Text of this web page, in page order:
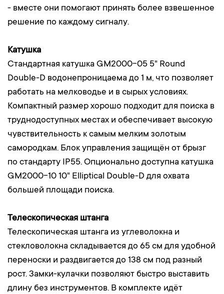
- вместе они помогают принять более взвешенное
решение по каждому сигналу.
Катушка
Стандартная катушка GM2000-05 5" Round
Double-D водонепроницаема до 1 м, что позволяет
работать на мелководье и в сырых условиях.
Компактный размер хорошо подходит для поиска в
труднодоступных местах и обеспечивает высокую
чувствительность к самым мелким золотым
самородкам. Блок управления защищён от брызг
по стандарту IP55. Опционально доступна катушка
GM2000-10 10" Elliptical Double-D для охвата
большей площади поиска.
Телескопическая штанга
Телескопическая штанга из углеволокна и
стекловолокна складывается до 65 см для удобной
переноски и раздвигается до 138 см под разный
рост. Замки-кулачки позволяют быстро выставить
длину без инструментов. В комплекте идёт